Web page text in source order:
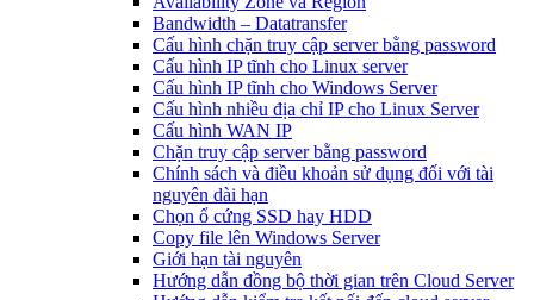
Bandwidth – Datatransfer
Cấu hình chặn truy cập server bằng password
Cấu hình IP tĩnh cho Linux server
Cấu hình IP tĩnh cho Windows Server
Cấu hình nhiều địa chỉ IP cho Linux Server
Cấu hình WAN IP
Chặn truy cập server bằng password
Chính sách và điều khoản sử dụng đối với tài
nguyên dài hạn
Chọn ổ cứng SSD hay HDD
Copy file lên Windows Server
Giới hạn tài nguyên
Hướng dẫn đồng bộ thời gian trên Cloud Server